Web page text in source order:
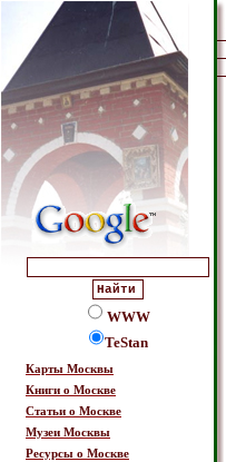
WWW
TeStan
Карты Москвы
Книги о Москве
Статьи о Москве
Музеи Москвы
Ресурсы о Москве